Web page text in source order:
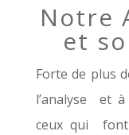
Notre
et
Forte de plus
l’analyse et à
ceux qui font